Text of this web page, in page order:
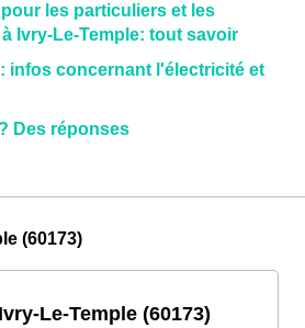
les particuliers et les
Ivry-Le-Temple: tout savoir
: infos concernant l'électricité et
Des réponses
(60173)
Le-Temple (60173)